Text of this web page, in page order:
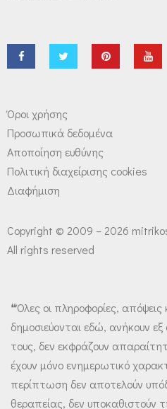
Όροι χρήσης
Προσωπικά δεδομένα
Αποποίηση ευθύνης
Πολιτική διαχείρισης cookies
Διαφήμιση
Copyright © 2009 – 2026
All rights reserved
❝Όλες οι πληροφορίες,
δημοσιεύονται εδώ, ανήκουν
τους, δεν εκφράζουν
έχουν μόνο ενημερωτικό
περίπτωση δεν αποτελούν
θεραπείας, δεν υποκαθιστούν